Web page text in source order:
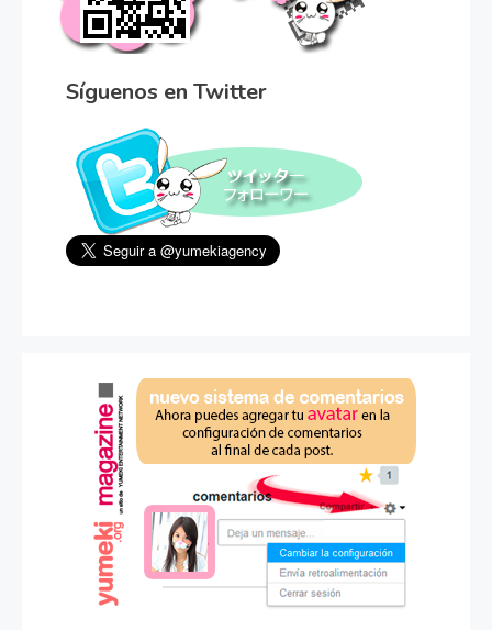
Síguenos en Twitter